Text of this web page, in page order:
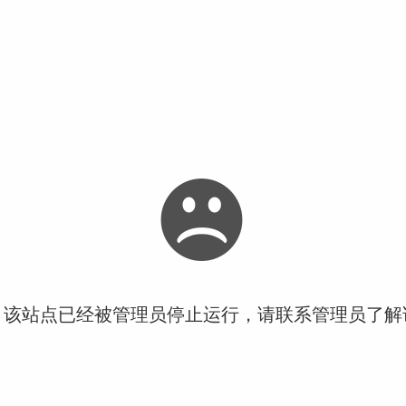
站点已经被管理员停止运行，请联系管理员了